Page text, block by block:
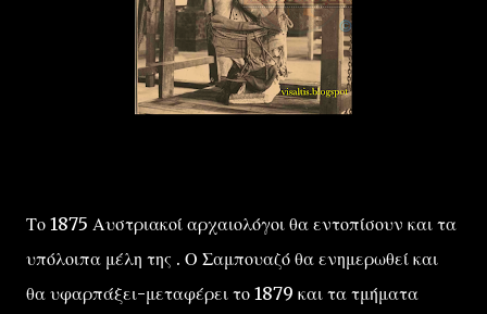
Το 1875 Αυστριακοί αρχαιολόγοι θα εντοπίσουν και τα
υπόλοιπα μέλη της . Ο Σαμπουαζό θα ενημερωθεί και
θα υφαρπάξει-μεταφέρει το 1879 και τα τμήματα